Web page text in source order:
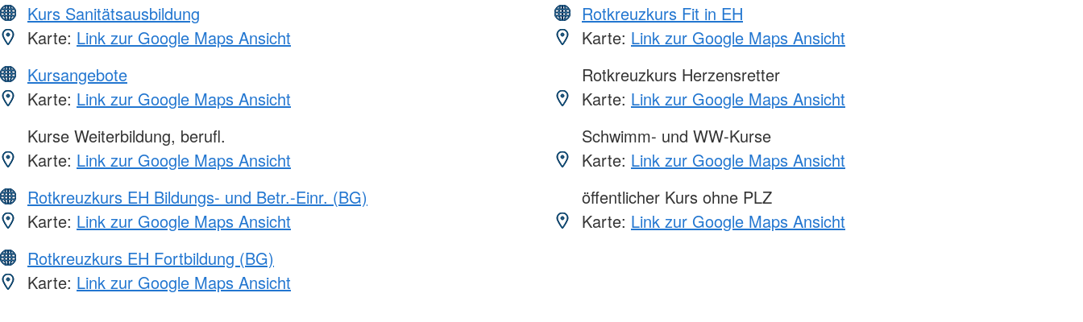
Kurs Sanitätsausbildung
Karte: Link zur Google Maps Ansicht
Kursangebote
Karte: Link zur Google Maps Ansicht
Kurse Weiterbildung, berufl.
Karte: Link zur Google Maps Ansicht
Rotkreuzkurs EH Bildungs- und Betr.-Einr. (BG)
Karte: Link zur Google Maps Ansicht
Rotkreuzkurs EH Fortbildung (BG)
Karte: Link zur Google Maps Ansicht
Rotkreuzkurs Fit in EH
Karte: Link zur Google Maps Ansicht
Rotkreuzkurs Herzensretter
Karte: Link zur Google Maps Ansicht
Schwimm- und WW-Kurse
Karte: Link zur Google Maps Ansicht
öffentlicher Kurs ohne PLZ
Karte: Link zur Google Maps Ansicht